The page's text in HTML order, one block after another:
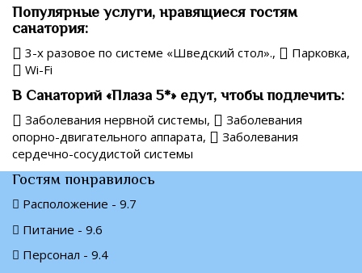
Популярные услуги, нравящиеся гостям
санатория:
3-х разовое по системе «Шведский стол».,
Парковка,
Wi-Fi
В Санаторий «Плаза 5*» едут, чтобы подлечить:
Заболевания нервной системы,
Заболевания
опорно-двигательного аппарата,
Заболевания
сердечно-сосудистой системы
Гостям понравилось
Расположение - 9.7
Питание - 9.6
Персонал - 9.4